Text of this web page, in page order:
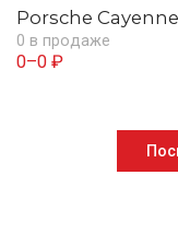
Porsche Cayenne
0 в продаже
0–0 ₽